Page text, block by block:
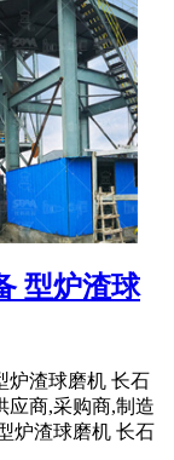
型炉渣球
炉渣球磨机 长石
应商,采购商,制造
炉渣球磨机 长石